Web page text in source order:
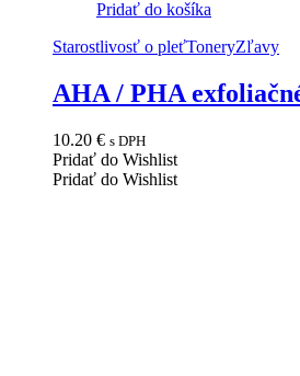
Pridať do košíka
Starostlivosť o pleťToneryZľavy
AHA / PHA
10.20 € s DPH
Pridať do Wishlist
Pridať do Wishlist